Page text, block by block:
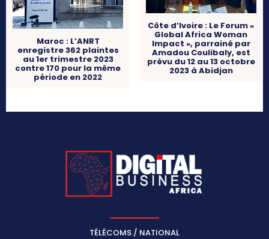
Maroc : L’ANRT
enregistre 362 plaintes
au 1er trimestre 2023
contre 170 pour la même
période en 2022
Côte d’Ivoire : Le Forum «
Global Africa Woman
Impact », parrainé par
Amadou Coulibaly, est
prévu du 12 au 13 octobre
2023 à Abidjan
TÉLÉCOMS / NATIONAL